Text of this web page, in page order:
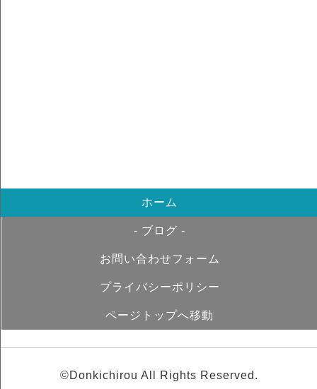
ホーム
- ブログ -
お問い合わせフォーム
プライバシーポリシー
ページトップへ移動
©Donkichirou All Rights Reserved.